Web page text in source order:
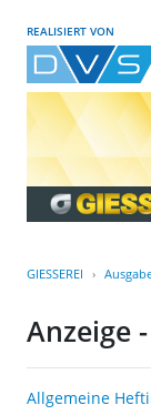
REALISIERT VON
GIESSEREI
Anzeige -
Allgemeine